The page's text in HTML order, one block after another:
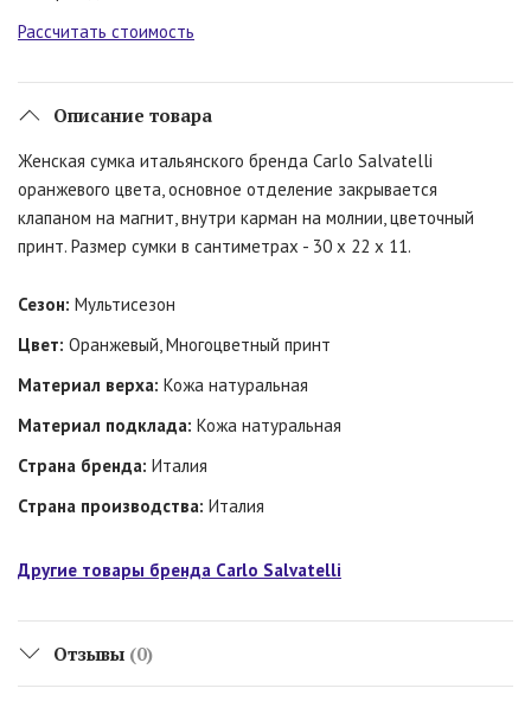
Рассчитать стоимость
Описание товара
Женская сумка итальянского бренда Carlo Salvatelli
оранжевого цвета, основное отделение закрывается
клапаном на магнит, внутри карман на молнии, цветочный
принт. Размер сумки в сантиметрах - 30 x 22 x 11.
Сезон: Мультисезон
Цвет: Оранжевый, Многоцветный принт
Материал верха: Кожа натуральная
Материал подклада: Кожа натуральная
Страна бренда: Италия
Страна производства: Италия
Другие товары бренда Carlo Salvatelli
Отзывы (0)